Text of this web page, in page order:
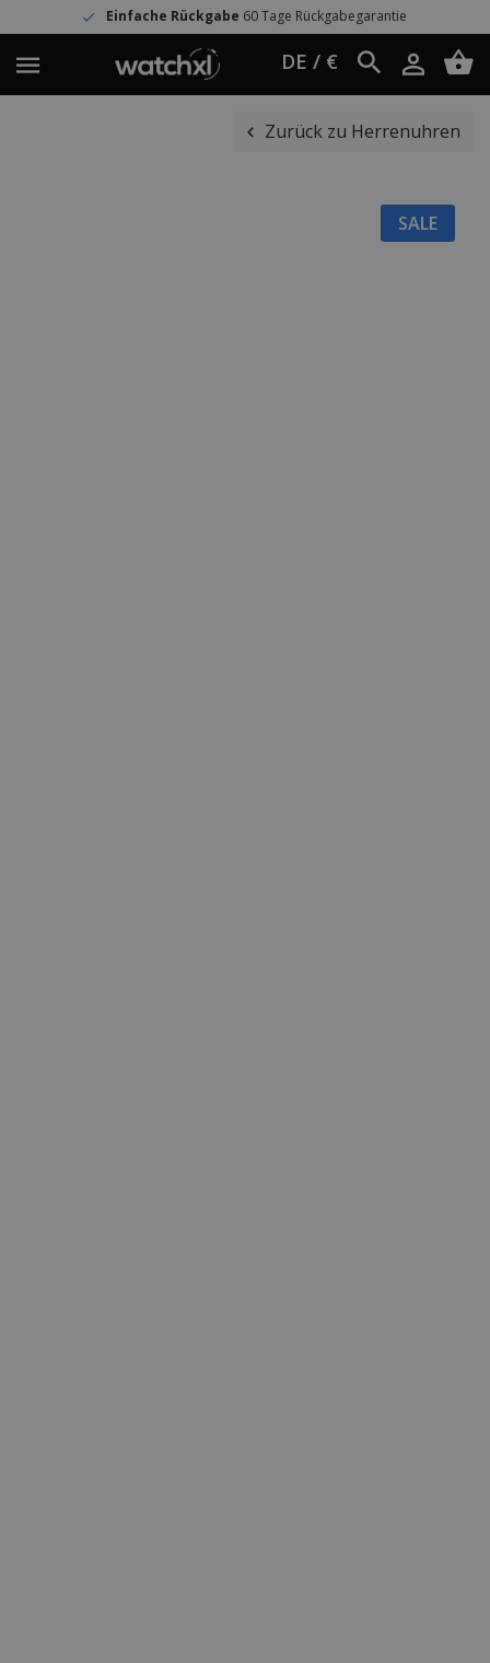
Einfache Rückgabe 60 Tage Rückgabegarantie
DE / €
Zurück zu Herrenuhren
SALE